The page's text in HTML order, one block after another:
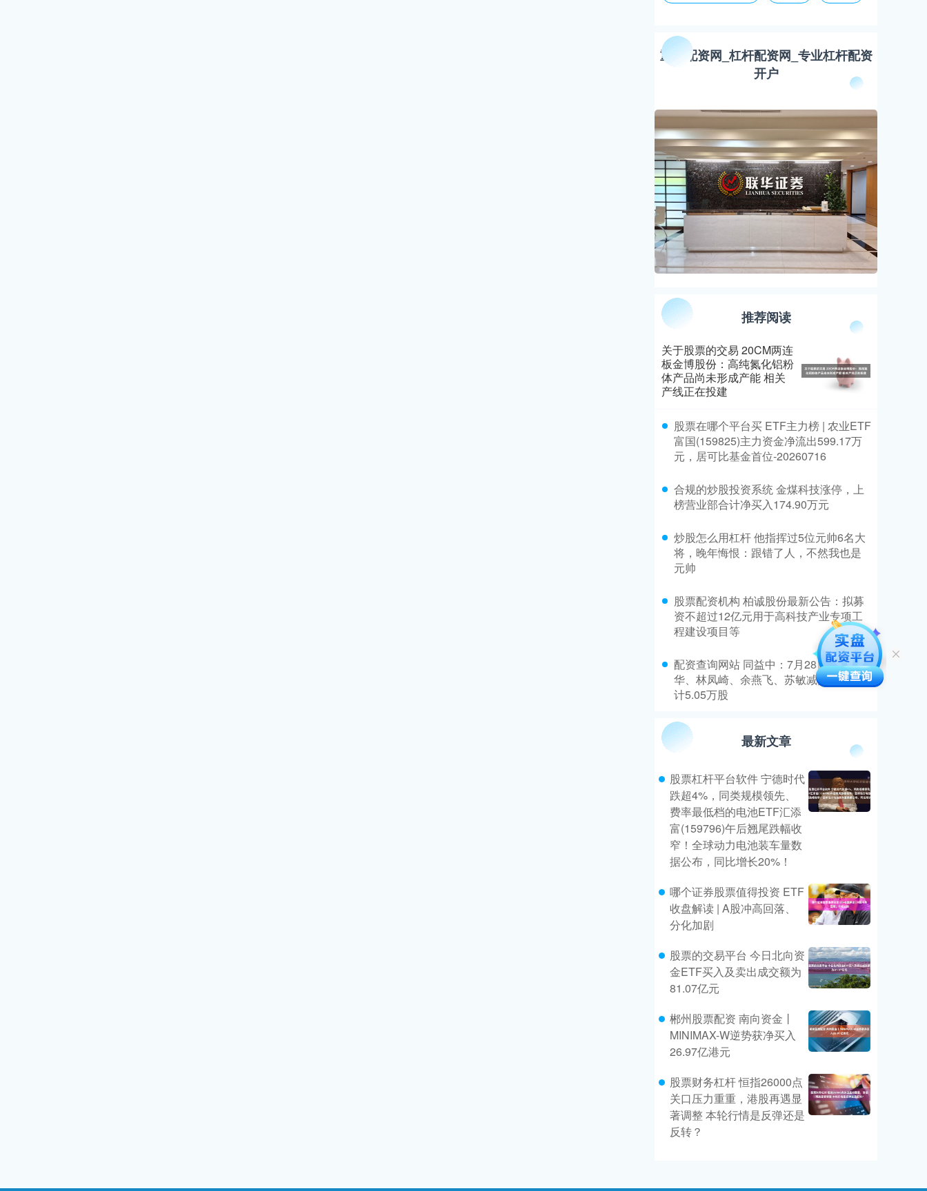
重庆配资网_杠杆配资网_专业杠杆配资
开户
推荐阅读
关于股票的交易 20CM两连
板金博股份：高纯氮化铝粉
体产品尚未形成产能 相关
产线正在投建
​股票在哪个平台买 ETF主力榜 | 农业ETF
富国(159825)主力资金净流出599.17万
元，居可比基金首位-20260716
​合规的炒股投资系统 金煤科技涨停，上
榜营业部合计净买入174.90万元
​炒股怎么用杠杆 他指挥过5位元帅6名大
将，晚年悔恨：跟错了人，不然我也是
元帅
​股票配资机构 柏诚股份最新公告：拟募
资不超过12亿元用于高科技产业专项工
程建设项目等
​配资查询网站 同益中：7月28日高管刘清
华、林凤崎、余燕飞、苏敏减持股份合
计5.05万股
最新文章
股票杠杆平台软件 宁德时代
跌超4%，同类规模领先、
费率最低档的电池ETF汇添
富(159796)午后翘尾跌幅收
窄！全球动力电池装车量数
据公布，同比增长20%！
哪个证券股票值得投资 ETF
收盘解读 | A股冲高回落、
分化加剧
股票的交易平台 今日北向资
金ETF买入及卖出成交额为
81.07亿元
郴州股票配资 南向资金丨
MINIMAX-W逆势获净买入
26.97亿港元
股票财务杠杆 恒指26000点
关口压力重重，港股再遇显
著调整 本轮行情是反弹还是
反转？